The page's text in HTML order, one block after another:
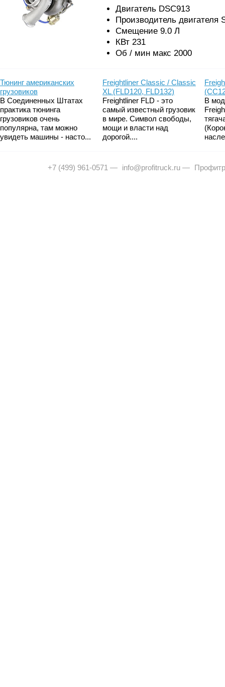
Двигатель DSC913
Производитель двигателя
Смещение 9.0 Л
КВт 231
Об / мин макс 2000
Тюнинг американских
грузовиков
В Соединенных Штатах
практика тюнинга
грузовиков очень
популярна, там можно
увидеть машины - насто...
Freightliner Classic / Classic
XL (FLD120, FLD132)
Freightliner FLD - это
самый известный грузовик
в мире. Символ свободы,
мощи и власти над
дорогой....
В
+7 (499) 961-0571 — info@profitruck.ru —